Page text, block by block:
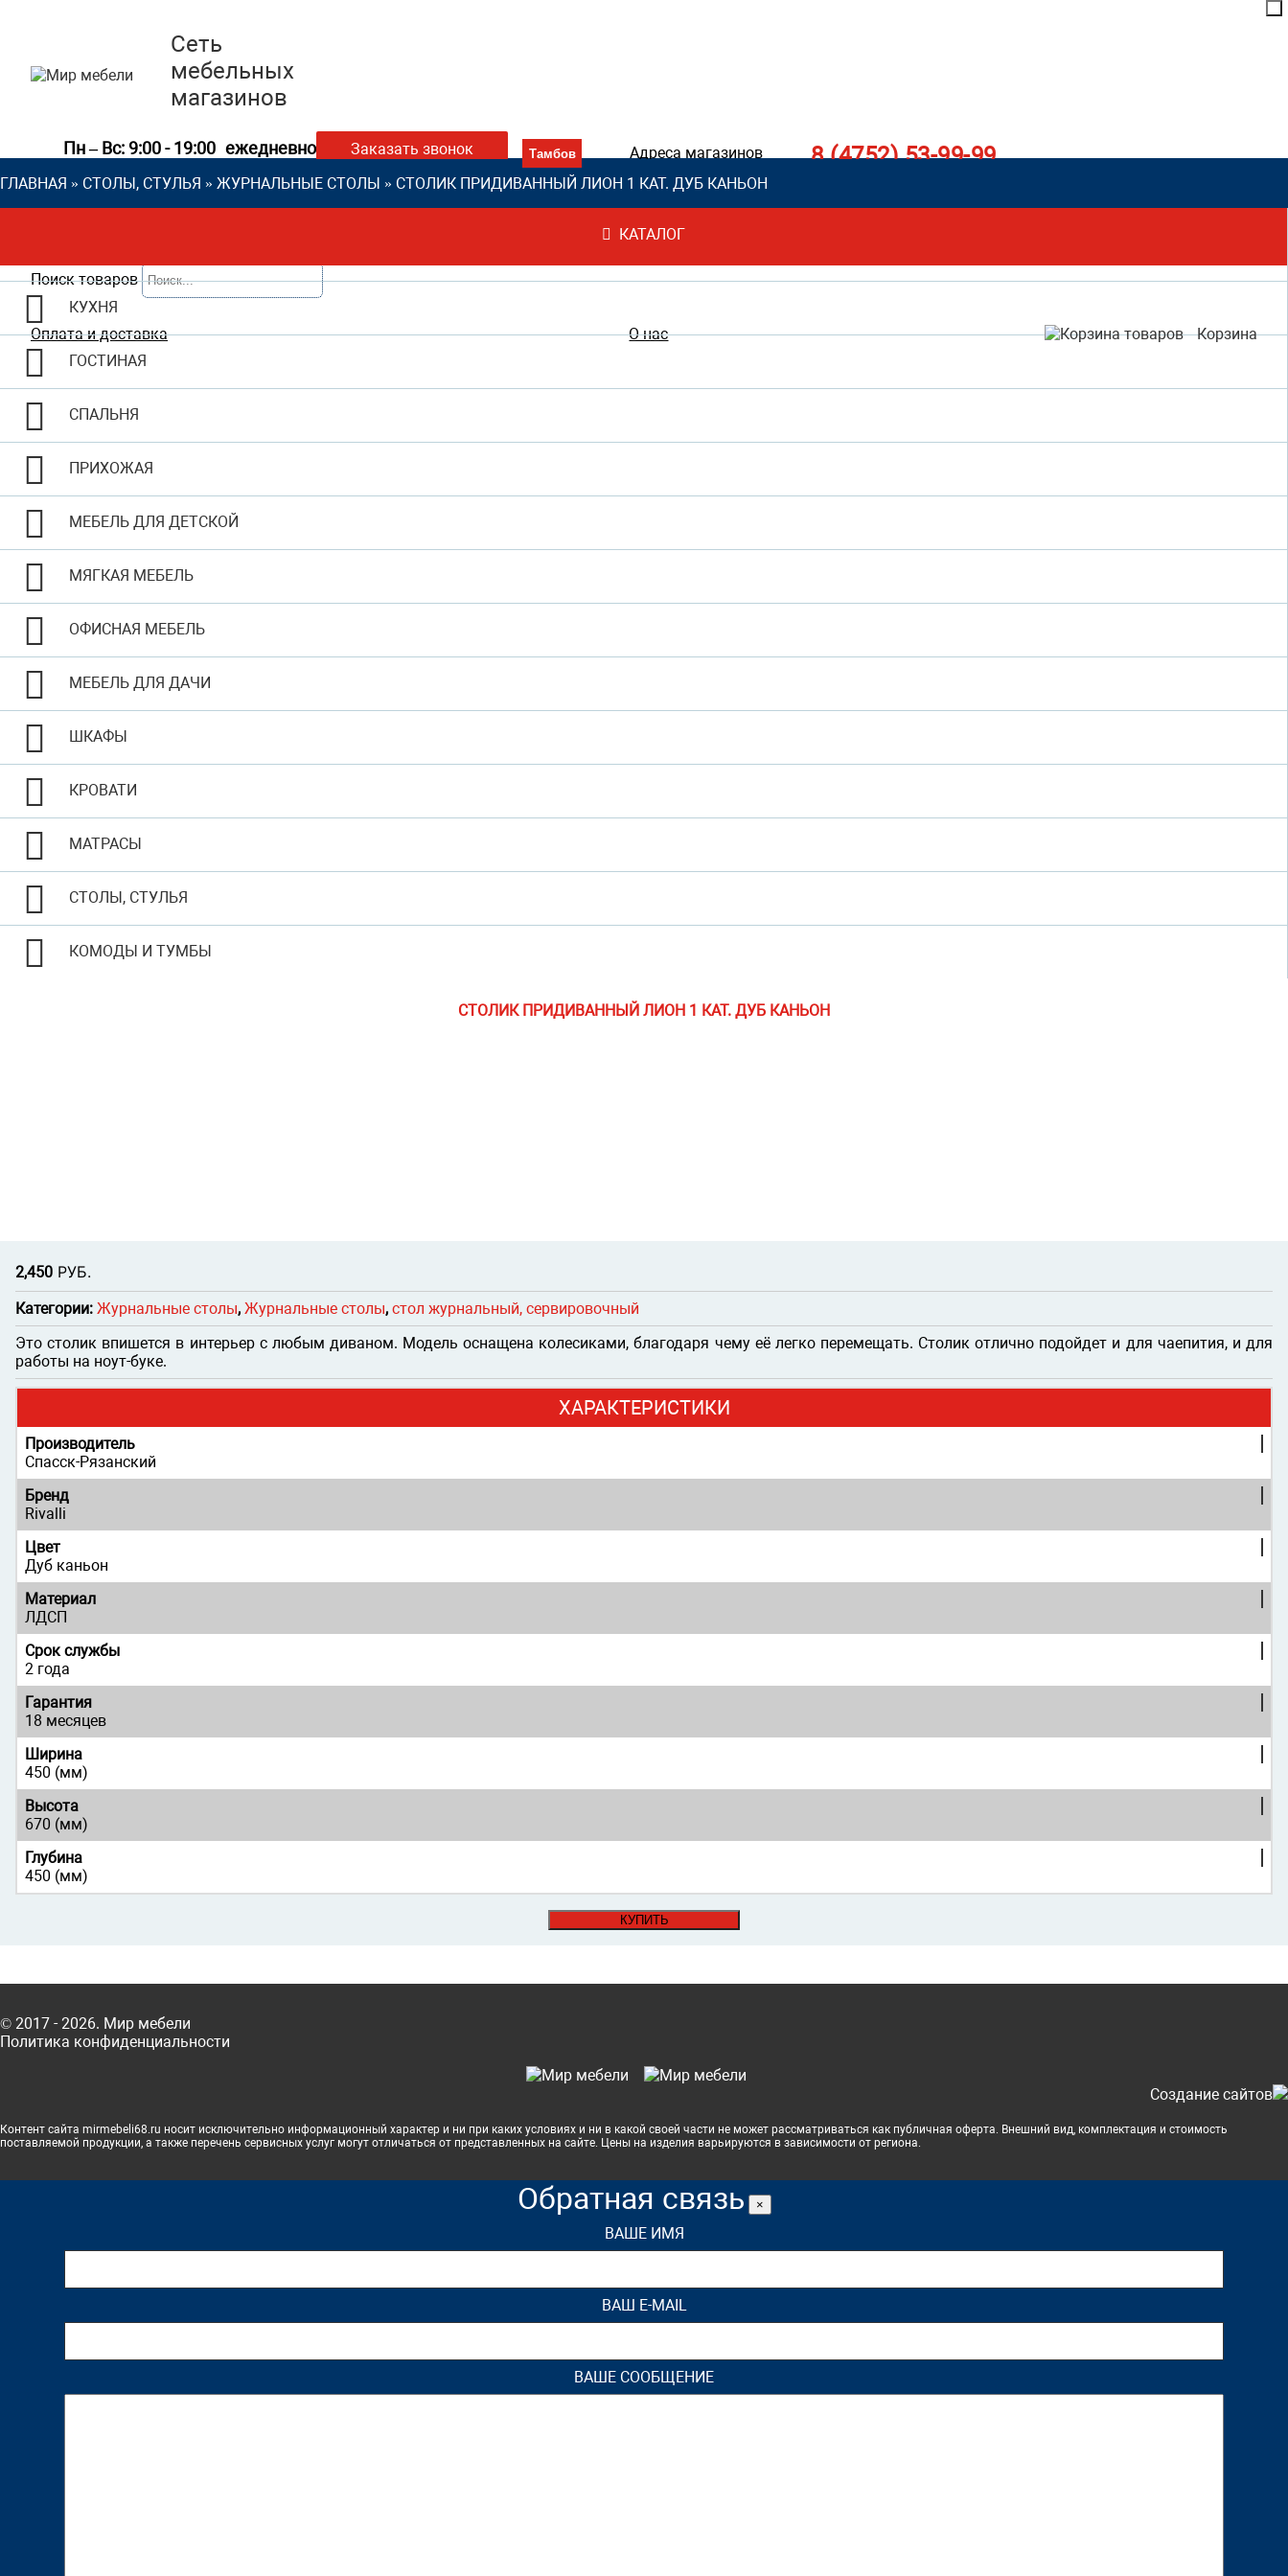
Сеть
мебельных
магазинов
Пн – Вс: 9:00 - 19:00 ежедневно Заказать звонок Адреса магазинов 8 (4752) 53-99-99
Поиск товаров
Оплата и доставка О нас Корзина
ГЛАВНАЯ » СТОЛЫ, СТУЛЬЯ » ЖУРНАЛЬНЫЕ СТОЛЫ » СТОЛИК ПРИДИВАННЫЙ ЛИОН 1 КАТ. ДУБ КАНЬОН
КАТАЛОГ
КУХНЯ
ГОСТИНАЯ
СПАЛЬНЯ
ПРИХОЖАЯ
МЕБЕЛЬ ДЛЯ ДЕТСКОЙ
МЯГКАЯ МЕБЕЛЬ
ОФИСНАЯ МЕБЕЛЬ
МЕБЕЛЬ ДЛЯ ДАЧИ
ШКАФЫ
КРОВАТИ
МАТРАСЫ
СТОЛЫ, СТУЛЬЯ
КОМОДЫ И ТУМБЫ
СТОЛИК ПРИДИВАННЫЙ ЛИОН 1 КАТ. ДУБ КАНЬОН
2,450 РУБ.
Категории: Журнальные столы, Журнальные столы, стол журнальный, сервировочный
Это столик впишется в интерьер с любым диваном. Модель оснащена колесиками, благодаря чему её легко перемещать. Столик отлично подойдет и для чаепития, и для
работы на ноут-буке.
ХАРАКТЕРИСТИКИ
Производитель
Спасск-Рязанский
Бренд
Rivalli
Цвет
Дуб каньон
Материал
ЛДСП
Срок службы
2 года
Гарантия
18 месяцев
Ширина
450 (мм)
Высота
670 (мм)
Глубина
450 (мм)
КУПИТЬ
© 2017 - 2026. Мир мебели
Политика конфиденциальности
Cоздание сайтов
Контент сайта mirmebeli68.ru носит исключительно информационный характер и ни при каких условиях и ни в какой своей части не может рассматриваться как публичная оферта. Внешний вид, комплектация и стоимость
поставляемой продукции, а также перечень сервисных услуг могут отличаться от представленных на сайте. Цены на изделия варьируются в зависимости от региона.
Обратная связь ×
ВАШЕ ИМЯ
ВАШ E-MAIL
ВАШЕ СООБЩЕНИЕ